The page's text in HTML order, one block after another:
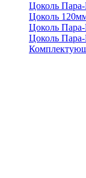
Цоколь
Цоколь
Цоколь
Цоколь